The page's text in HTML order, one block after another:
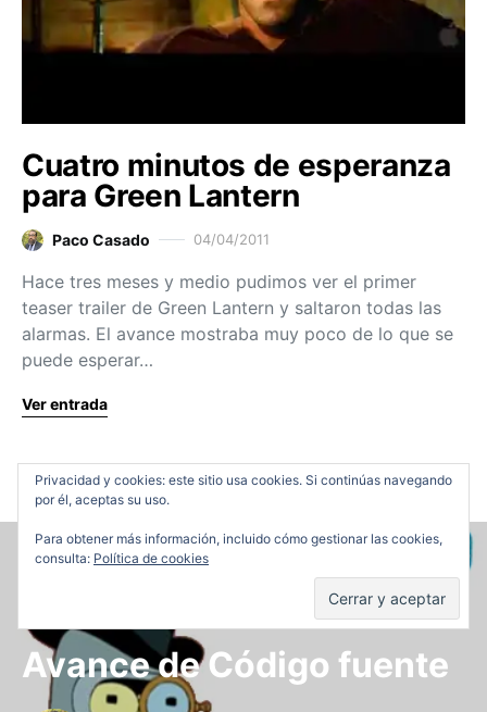
Cuatro minutos de esperanza
para Green Lantern
Paco Casado 04/04/2011
Hace tres meses y medio pudimos ver el primer
teaser trailer de Green Lantern y saltaron todas las
alarmas. El avance mostraba muy poco de lo que se
puede esperar…
Ver entrada
Previews
Avance de Código fuente
Privacidad y cookies: este sitio usa cookies. Si continúas navegando
por él, aceptas su uso.
Para obtener más información, incluido cómo gestionar las cookies,
consulta: Política de cookies